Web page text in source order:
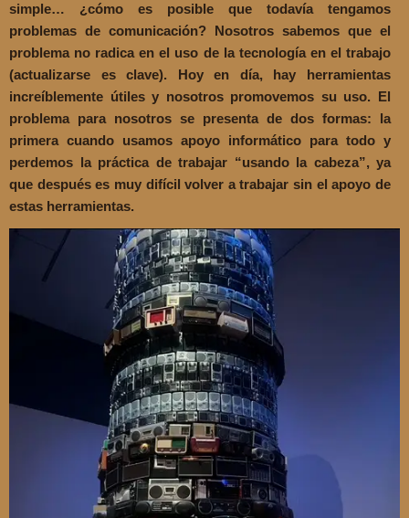
simple… ¿cómo es posible que todavía tengamos
problemas de comunicación? Nosotros sabemos que el
problema no radica en el uso de la tecnología en el trabajo
(actualizarse es clave). Hoy en día, hay herramientas
increíblemente útiles y nosotros promovemos su uso. El
problema para nosotros se presenta de dos formas: la
primera cuando usamos apoyo informático para todo y
perdemos la práctica de trabajar “usando la cabeza”, ya
que después es muy difícil volver a trabajar sin el apoyo de
estas herramientas.